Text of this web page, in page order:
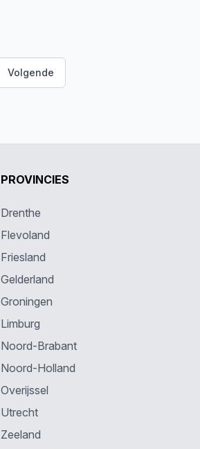
Volgende
PROVINCIES
Drenthe
Flevoland
Friesland
Gelderland
Groningen
Limburg
Noord-Brabant
Noord-Holland
Overijssel
Utrecht
Zeeland